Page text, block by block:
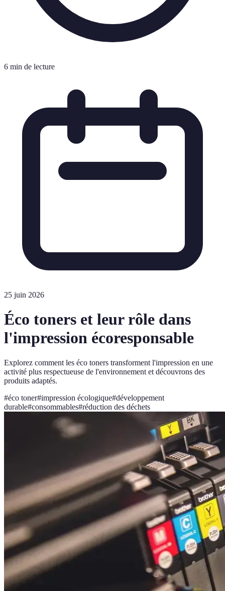
6 min de lecture
25 juin 2026
Éco toners et leur rôle dans
l'impression écoresponsable
Explorez comment les éco toners transforment l'impression en une
activité plus respectueuse de l'environnement et découvrons des
produits adaptés.
#éco toner#impression écologique#développement
durable#consommables#réduction des déchets